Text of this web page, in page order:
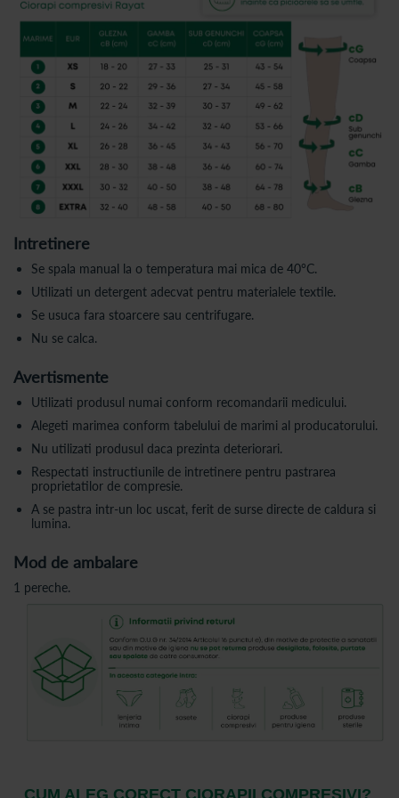
Intretinere
Se spala manual la o temperatura mai mica de 40°C.
Utilizati un detergent adecvat pentru materialele textile.
Se usuca fara stoarcere sau centrifugare.
Nu se calca.
Avertismente
Utilizati produsul numai conform recomandarii medicului.
Alegeti marimea conform tabelului de marimi al producatorului.
Nu utilizati produsul daca prezinta deteriorari.
Respectati instructiunile de intretinere pentru pastrarea
proprietatilor de compresie.
A se pastra intr-un loc uscat, ferit de surse directe de caldura si
lumina.
Mod de ambalare
1 pereche.